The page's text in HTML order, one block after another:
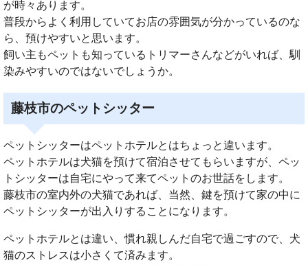
が時々あります。
普段からよく利用していてお店の雰囲気が分かっているのな
ら、預けやすいと思います。
飼い主もペットも知っているトリマーさんなどがいれば、馴
染みやすいのではないでしょうか。
藤枝市のペットシッター
ペットシッターはペットホテルとはちょっと違います。
ペットホテルは犬猫を預けて宿泊させてもらいますが、ペッ
トシッターは自宅にやって来てペットのお世話をします。
藤枝市の室内外の犬猫であれば、当然、鍵を預けて家の中に
ペットシッターが出入りすることになります。
ペットホテルとは違い、慣れ親しんだ自宅で過ごすので、犬
猫のストレスは小さくて済みます。